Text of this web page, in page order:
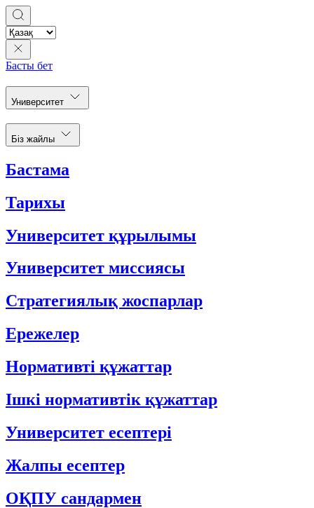
Басты бет
Университет
Біз жайлы
Бастама
Тарихы
Университет құрылымы
Университет миссиясы
Стратегиялық жоспарлар
Ережелер
Нормативті құжаттар
Ішкі нормативтік құжаттар
Университет есептері
Жалпы есептер
ОҚПУ сандармен